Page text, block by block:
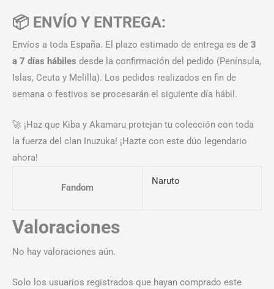
📦 ENVÍO Y ENTREGA:
Envíos a toda España. El plazo estimado de entrega es de 3
a 7 días hábiles desde la confirmación del pedido (Península,
Islas, Ceuta y Melilla). Los pedidos realizados en fin de
semana o festivos se procesarán el siguiente día hábil.
🚀 ¡Haz que Kiba y Akamaru protejan tu colección con toda
la fuerza del clan Inuzuka! ¡Hazte con este dúo legendario
ahora!
Fandom
Naruto
Valoraciones
No hay valoraciones aún.
Solo los usuarios registrados que hayan comprado este